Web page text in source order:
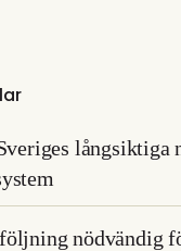
långsiktiga
nödvändig